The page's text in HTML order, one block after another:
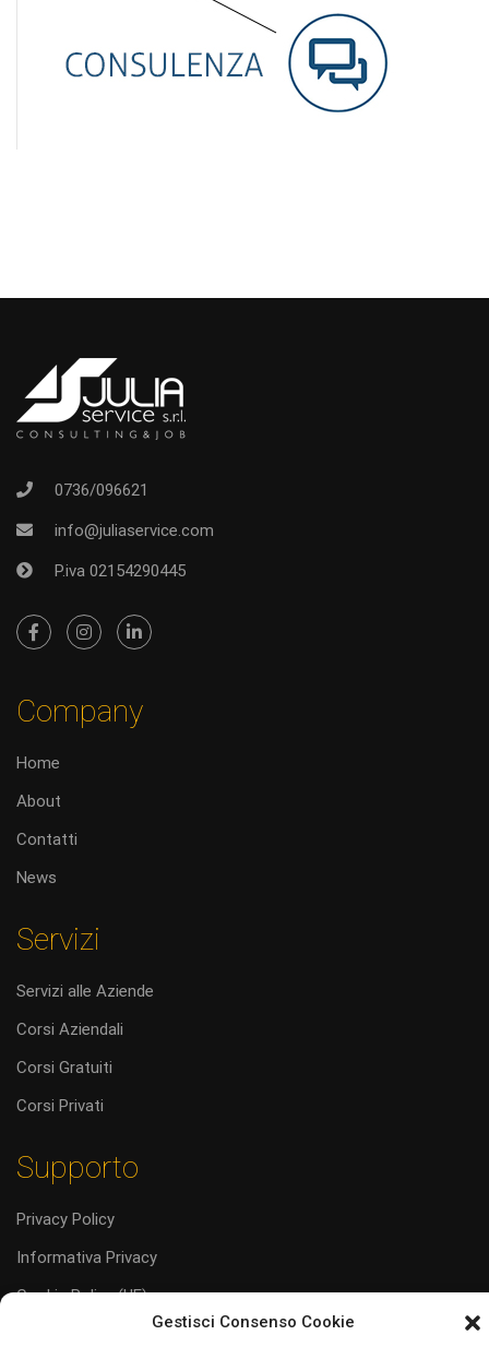
Gestisci Consenso Cookie
0736/096621
info@juliaservice.com
P.iva 02154290445
Company
Home
About
Contatti
News
Servizi
Servizi alle Aziende
Corsi Aziendali
Corsi Gratuiti
Corsi Privati
Supporto
Privacy Policy
Informativa Privacy
Cookie Policy (UE)